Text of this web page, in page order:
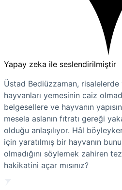
Yapay zeka ile seslendirilmiştir
Üstad Bediüzzaman, risalelerde
hayvanları yemesinin caiz
belgesellere ve hayvanın
mesela aslanın fıtratı gereği
olduğu anlaşılıyor. Hâl
için yaratılmış bir hayvanın
olmadığını söylemek zahiren
hakikatini açar mısınız?